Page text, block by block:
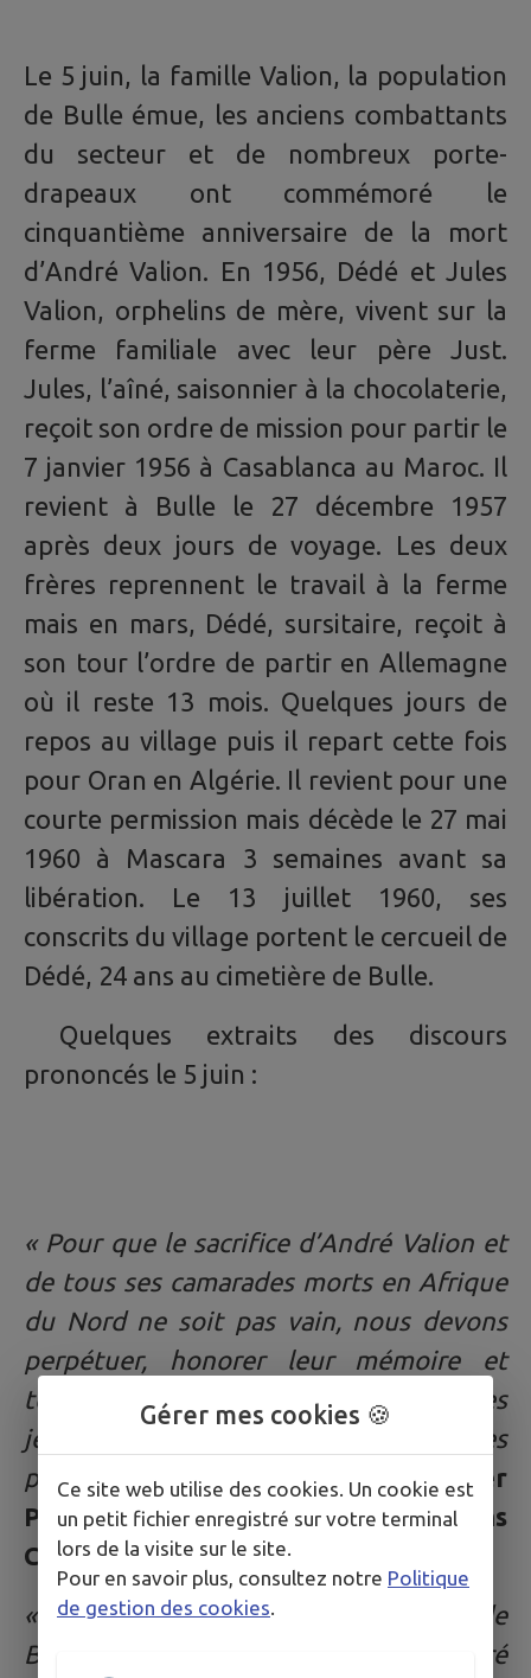
Le 5 juin, la famille Valion, la population
de Bulle émue, les anciens combattants
du secteur et de nombreux porte-
drapeaux ont commémoré le
cinquantième anniversaire de la mort
d’André Valion. En 1956, Dédé et Jules
Valion, orphelins de mère, vivent sur la
ferme familiale avec leur père Just.
Jules, l’aîné, saisonnier à la chocolaterie,
reçoit son ordre de mission pour partir le
7 janvier 1956 à Casablanca au Maroc. Il
revient à Bulle le 27 décembre 1957
après deux jours de voyage. Les deux
frères reprennent le travail à la ferme
mais en mars, Dédé, sursitaire, reçoit à
son tour l’ordre de partir en Allemagne
où il reste 13 mois. Quelques jours de
repos au village puis il repart cette fois
pour Oran en Algérie. Il revient pour une
courte permission mais décède le 27 mai
1960 à Mascara 3 semaines avant sa
libération. Le 13 juillet 1960, ses
conscrits du village portent le cercueil de
Dédé, 24 ans au cimetière de Bulle.
Quelques extraits des discours
prononcés le 5 juin :
« Pour que le sacrifice d’André Valion et
de tous ses camarades morts en Afrique
du Nord ne soit pas vain, nous devons
perpétuer, honorer leur mémoire et
témoigner, notamment devant les
jeunes générations, de ces douloureuses
pages de l’histoire de notre pays »
Roger
Pontarlier, Président des Anciens
Combattants
« Citons Robert Pontarlier, maire de
Bulle le jour des obsèques d’André
Gérer mes cookies 🍪
Ce site web utilise des cookies. Un cookie est
un petit fichier enregistré sur votre terminal
lors de la visite sur le site.
Pour en savoir plus, consultez notre Politique
de gestion des cookies